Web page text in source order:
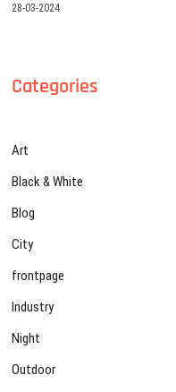
28-03-2024
Categories
Art
Black & White
Blog
City
frontpage
Industry
Night
Outdoor